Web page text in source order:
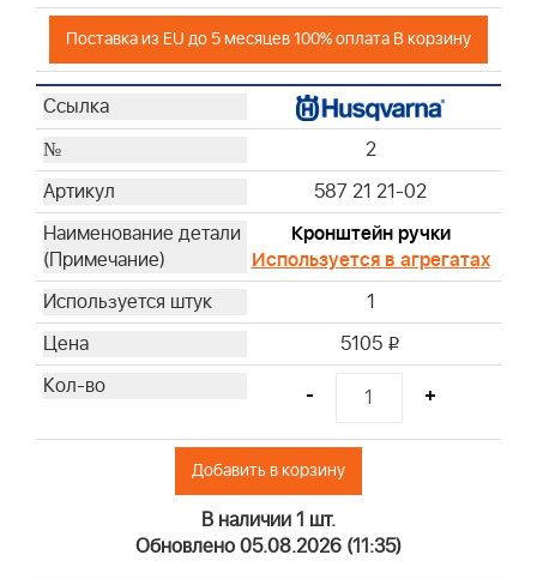
34
Поставка из EU до 5 месяцев 100% оплата В корзину
2
587 21 21-02
Кронштейн ручки
Используется в агрегатах
1
5105 i
- +
Добавить в корзину
В наличии 1 шт.
Обновлено 05.08.2026 (11:35)